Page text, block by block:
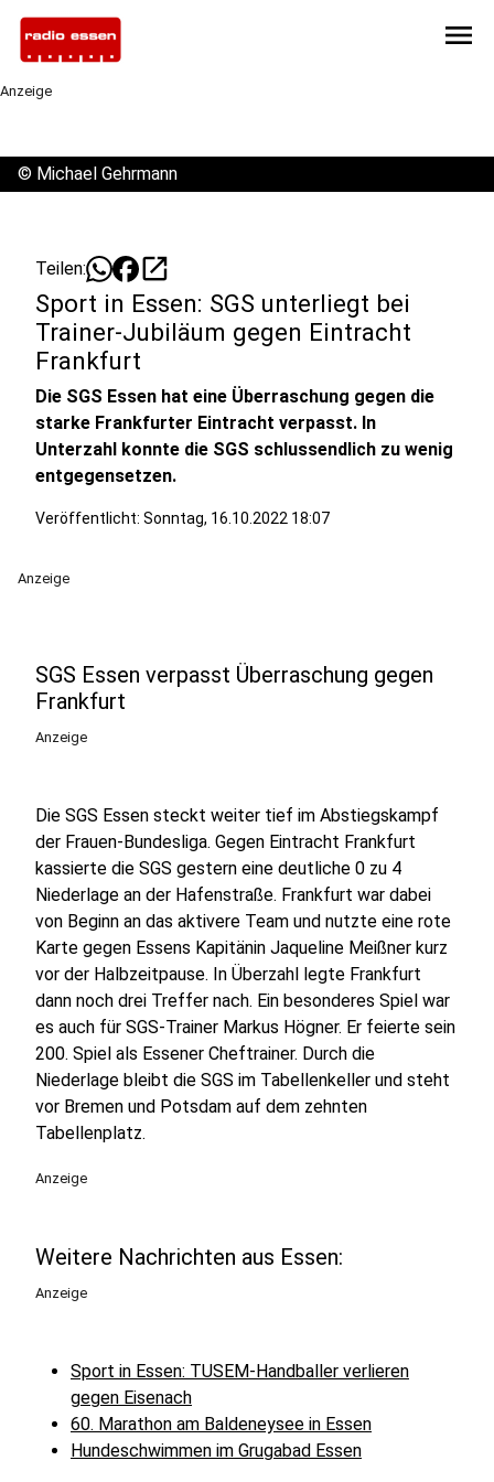
menu
Anzeige
© Michael Gehrmann
Teilen: open_in_new
Sport in Essen: SGS unterliegt bei
Trainer-Jubiläum gegen Eintracht
Frankfurt
Die SGS Essen hat eine Überraschung gegen die
starke Frankfurter Eintracht verpasst. In
Unterzahl konnte die SGS schlussendlich zu wenig
entgegensetzen.
Veröffentlicht: Sonntag, 16.10.2022 18:07
Anzeige
SGS Essen verpasst Überraschung gegen
Frankfurt
Anzeige
Die SGS Essen steckt weiter tief im Abstiegskampf
der Frauen-Bundesliga. Gegen Eintracht Frankfurt
kassierte die SGS gestern eine deutliche 0 zu 4
Niederlage an der Hafenstraße. Frankfurt war dabei
von Beginn an das aktivere Team und nutzte eine rote
Karte gegen Essens Kapitänin Jaqueline Meißner kurz
vor der Halbzeitpause. In Überzahl legte Frankfurt
dann noch drei Treffer nach. Ein besonderes Spiel war
es auch für SGS-Trainer Markus Högner. Er feierte sein
200. Spiel als Essener Cheftrainer. Durch die
Niederlage bleibt die SGS im Tabellenkeller und steht
vor Bremen und Potsdam auf dem zehnten
Tabellenplatz.
Anzeige
Weitere Nachrichten aus Essen:
Anzeige
Sport in Essen: TUSEM-Handballer verlieren
gegen Eisenach
60. Marathon am Baldeneysee in Essen
Hundeschwimmen im Grugabad Essen